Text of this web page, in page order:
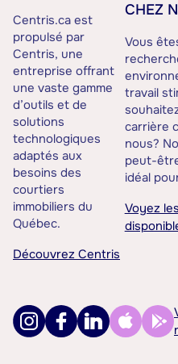
Centris.ca est
propulsé par
Centris, une
entreprise offrant
une vaste gamme
d’outils et de
solutions
technologiques
adaptés aux
besoins des
courtiers
immobiliers du
Québec.
Découvrez Centris
CHEZ
Vous
travail
carrière
nous?
peut-
idéal
Voyez